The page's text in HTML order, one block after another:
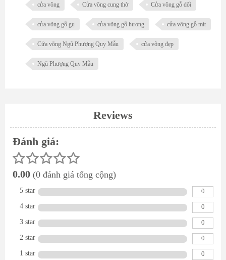
cửa võng Cửa võng cung thờ Cửa võng gỗ dổi
cửa võng gỗ gụ cửa võng gỗ hương cửa võng gỗ mít
Cửa võng Ngũ Phượng Quy Mẫu cửa võng đẹp
Ngũ Phượng Quy Mẫu
Reviews
Đánh giá:
0.00 (0 đánh giá tổng cộng)
5 star
0
4 star
0
3 star
0
2 star
0
1 star
0